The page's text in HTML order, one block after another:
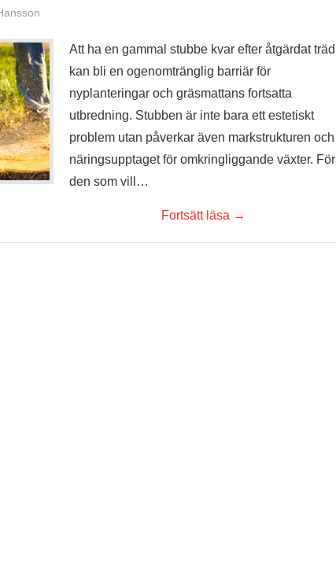
Att ha en gammal stubbe kvar efter åtgärdat träd
kan bli en ogenomtränglig barriär för
nyplanteringar och gräsmattans fortsatta
utbredning. Stubben är inte bara ett estetiskt
problem utan påverkar även markstrukturen och
näringsupptaget för omkringliggande växter. För
den som vill…
Fortsätt läsa →